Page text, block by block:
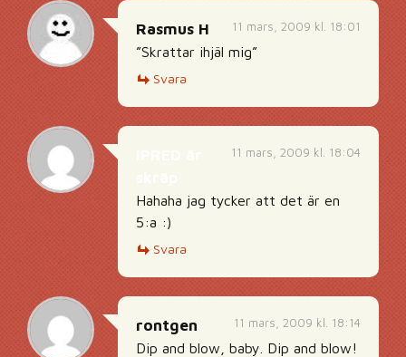
11 mars, 2009 kl. 18:01
Rasmus H
”Skrattar ihjäl mig”
Svara
11 mars, 2009 kl. 18:04
Hahaha jag tycker att det är en
5:a :)
Svara
11 mars, 2009 kl. 18:14
rontgen
Dip and blow, baby. Dip and blow!